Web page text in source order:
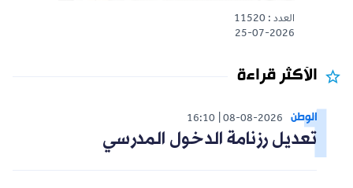
العدد : 11520
25-07-2026
الأكثر قراءة
الوطن 08-08-2026
16:10
تعديل رزنامة الدخول المدرسي